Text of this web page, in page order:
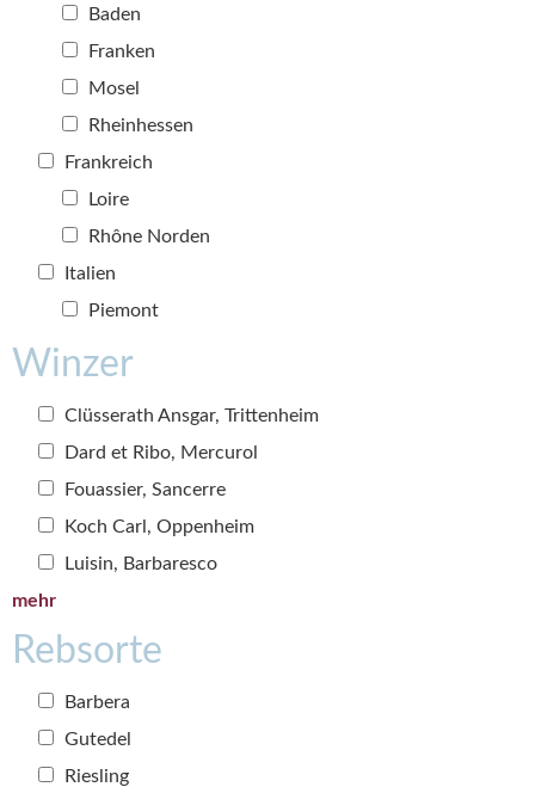
Baden
Franken
Mosel
Rheinhessen
Frankreich
Loire
Rhône Norden
Italien
Piemont
Winzer
Clüsserath Ansgar, Trittenheim
Dard et Ribo, Mercurol
Fouassier, Sancerre
Koch Carl, Oppenheim
Luisin, Barbaresco
mehr
Rebsorte
Barbera
Gutedel
Riesling